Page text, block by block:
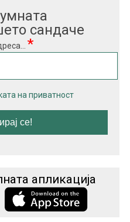
сандаче
*
на приватност
апликација